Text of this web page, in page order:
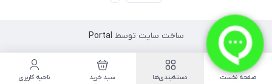
ساخت سایت توسط Portal
صفحه نخست دسته‌بندی‌ها سبد خرید ناحیه کاربری